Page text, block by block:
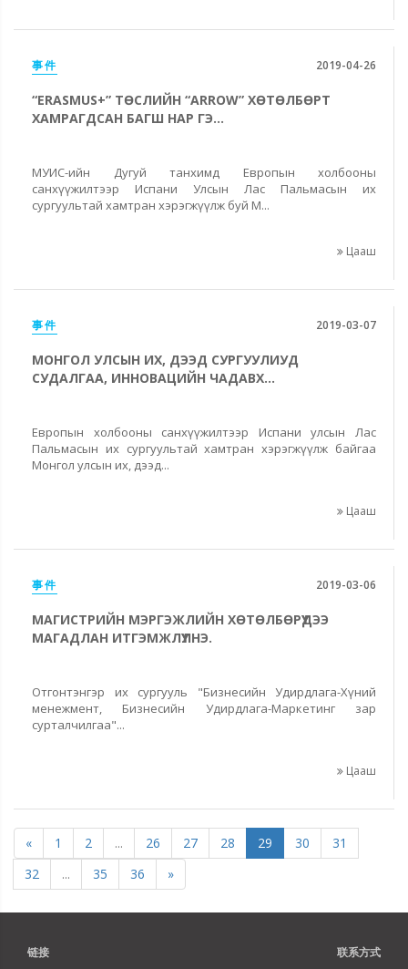
事件 2019-04-26
“ERASMUS+” ТӨСЛИЙН “ARROW” ХӨТӨЛБӨРТ
ХАМРАГДСАН БАГШ НАР ГЭ...
MУИС-ийн Дугуй танхимд Европын холбооны
санхүүжилтээр Испани Улсын Лас Пальмасын их
сургуультай хамтран хэрэгжүүлж буй М...
Цааш
事件 2019-03-07
МОНГОЛ УЛСЫН ИХ, ДЭЭД СУРГУУЛИУД
СУДАЛГАА, ИННОВАЦИЙН ЧАДАВХ...
Европын холбооны санхүүжилтээр Испани улсын Лас
Пальмасын их сургуультай хамтран хэрэгжүүлж байгаа
Монгол улсын их, дээд...
Цааш
事件 2019-03-06
МАГИСТРИЙН МЭРГЭЖЛИЙН ХӨТӨЛБӨРҮҮДЭЭ
МАГАДЛАН ИТГЭМЖЛҮҮЛНЭ.
Отгонтэнгэр их сургууль "Бизнесийн Удирдлага-Хүний
менежмент, Бизнесийн Удирдлага-Маркетинг зар
сурталчилгаа"...
Цааш
« 1 2 ... 26 27 28 29 30
31
32
... 35 36 »
链接 联系方式